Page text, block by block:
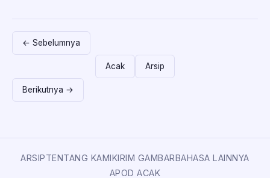
← Sebelumnya
Acak Arsip
Berikutnya →
ARSIPTENTANG KAMIKIRIM GAMBARBAHASA LAINNYA
APOD ACAK